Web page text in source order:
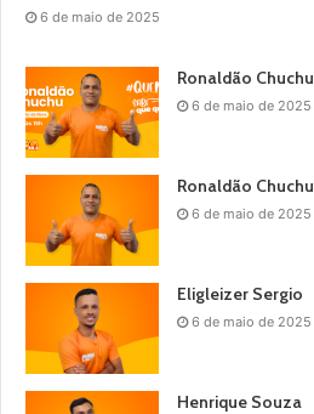
6 de maio de 2025
Ronaldão Chuchu
6 de maio de 2025
Ronaldão Chuchu
6 de maio de 2025
Eligleizer Sergio
6 de maio de 2025
Henrique Souza